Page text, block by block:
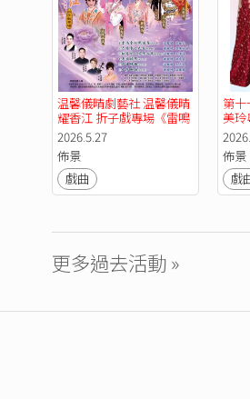
温馨儀晴劇藝社 温馨儀晴
耀香江 折子戲專場《雷鳴
金鼓戰笳聲》《六月雪之
大審》《狄青闖三關猜心
事》《去國歸降》《君臣
肝膽》《七步成詩》
2026.5.27
佈景
戲曲
第
美玲
佈景
戲
更多過去活動 »